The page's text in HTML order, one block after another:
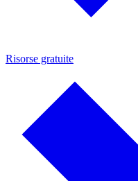
Risorse gratuite